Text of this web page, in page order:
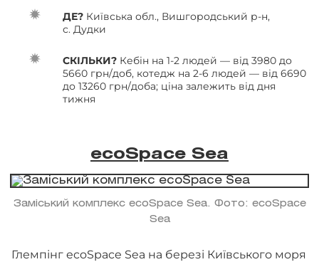
ДЕ? Київська обл., Вишгородський р-н,
с. Дудки
СКІЛЬКИ? Кебін на 1-2 людей — від 3980 до
5660 грн/доб, котедж на 2-6 людей — від 6690
до 13260 грн/доба; ціна залежить від дня
тижня
ecoSpace Sea
Заміський комплекс ecoSpace Sea. Фото: ecoSpace
Sea
Глемпінг ecoSpace Sea на березі Київського моря